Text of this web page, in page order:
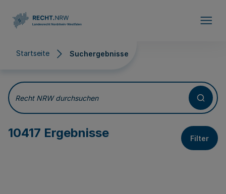
Startseite Suchergebnisse
Suchergebnisse
Recht NRW durchsuchen
10417 Ergebnisse Filter